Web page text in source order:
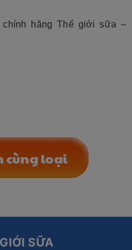
hãng Thế giới sữa –
cùng loại
SỮA